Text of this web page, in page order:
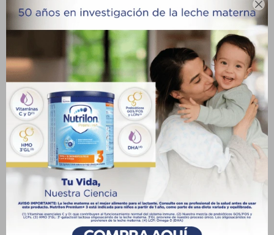

Cambios y Devoluciones
Medios de pago
Características
Receta Venta libre
Productos que te pueden interesar